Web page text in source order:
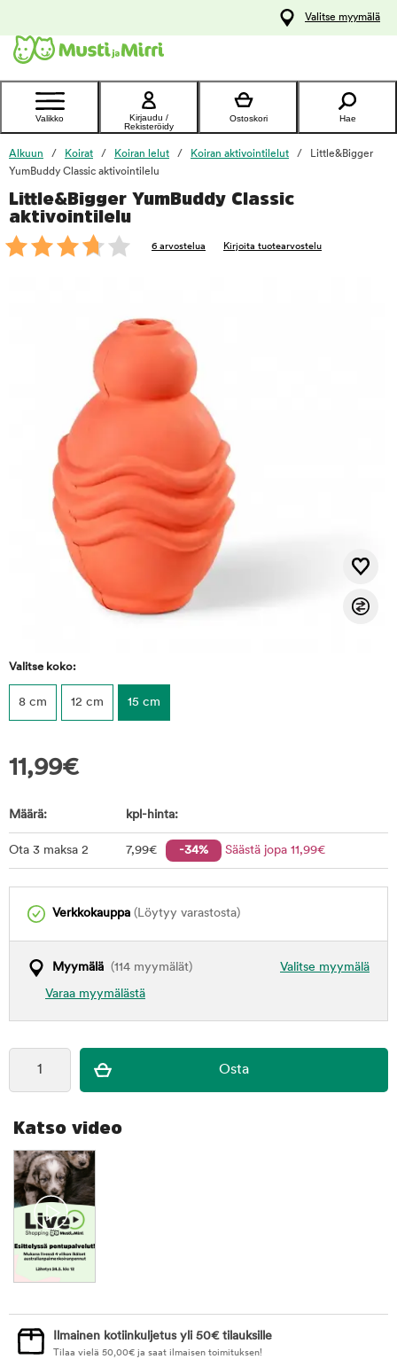
Ota yhteyttä
asiakaspalveluun
Valitse myymälä
Valikko
Kirjaudu /
Rekisteröidy
Ostoskori Hae
Alkuun Koirat Koiran lelut Koiran aktivointilelut
Little&Bigger
YumBuddy Classic aktivointilelu
Little&Bigger YumBuddy Classic
aktivointilelu
6 arvostelua Kirjoita tuotearvostelu
Valitse koko:
8 cm 12 cm 15 cm
11,99€
Määrä: kpl-hinta:
Ota 3 maksa 2 7,99€ -34% Säästä jopa 11,99€
Verkkokauppa (Löytyy varastosta)
Valitse myymälä
Myymälä (114 myymälät)
Varaa myymälästä
foo
Katso video
Ilmainen kotiinkuljetus yli 50€ tilauksille
Tilaa vielä 50,00€ ja saat ilmaisen toimituksen!